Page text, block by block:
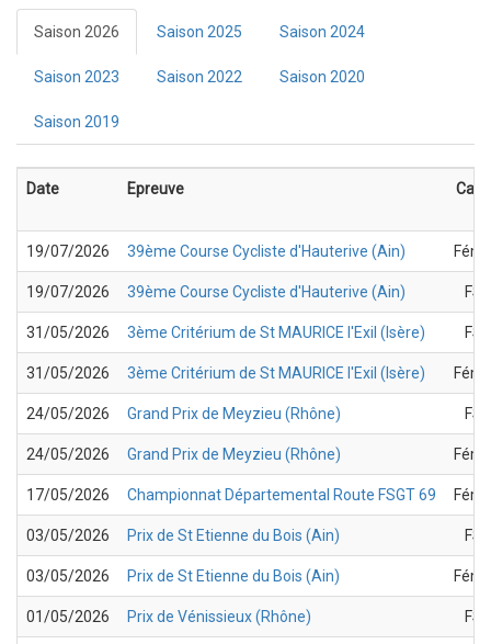
Saison 2026 Saison 2025 Saison 2024
Saison 2023 Saison 2022 Saison 2020
Saison 2019
Date Epreuve
19/07/2026 39ème Course Cycliste d'Hauterive (Ain)
19/07/2026 39ème Course Cycliste d'Hauterive (Ain)
31/05/2026 3ème Critérium de St MAURICE l'Exil (Isère)
31/05/2026 3ème Critérium de St MAURICE l'Exil (Isère)
24/05/2026 Grand Prix de Meyzieu (Rhône)
24/05/2026 Grand Prix de Meyzieu (Rhône)
17/05/2026 Championnat Départemental Route FSGT 69
03/05/2026 Prix de St Etienne du Bois (Ain)
03/05/2026 Prix de St Etienne du Bois (Ain)
01/05/2026 Prix de Vénissieux (Rhône)